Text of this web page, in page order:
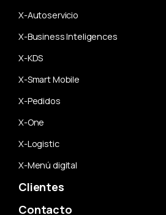
X-Autoservicio
X-Business Inteligences
X-KDS
X-Smart Mobile
X-Pedidos
X-One
X-Logistic
X-Menú digital
Clientes
Contacto